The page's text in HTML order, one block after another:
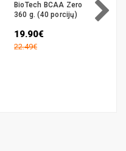
BioTech BCAA Zero
360 g. (40 porcijų)
19.90€
22.49€